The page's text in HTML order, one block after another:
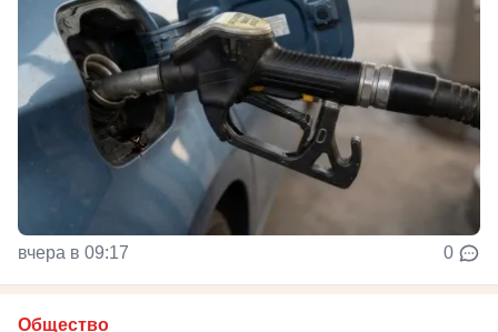
вчера в 09:17 0
Общество